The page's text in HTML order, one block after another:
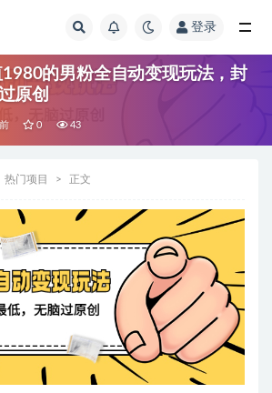
登录
1980的男粉全自动变现玩法，封
原创
0 43
热门项目 正文